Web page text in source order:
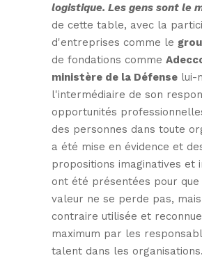
logistique. Les gens sont le
de cette table, avec la
d'entreprises comme le
de fondations comme
ministère de la Défense lui-
l'intermédiaire de son
opportunités
des personnes dans toute
a été mise en évidence et
propositions imaginatives et
ont été présentées pour que
valeur ne se perde pas,
contraire utilisée et
maximum par les
talent dans les organisations.